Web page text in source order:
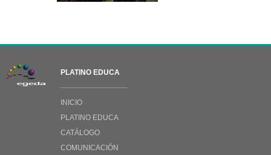
PLATINO EDUCA
INICIO
PLATINO EDUCA
CATÁLOGO
COMUNICACIÓN